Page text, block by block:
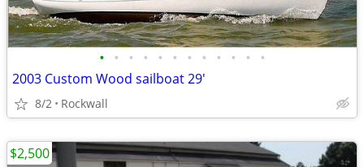
• • • • • • • • • • • •
2003 Custom Wood sailboat 29'
8/2 Rockwall
$2,500